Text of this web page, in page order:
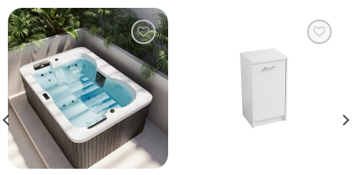
battente
Vetro: temperato da 6 mm trasparente
Finitura: profili neri
Apertura: doppia porta a battente
Reversibile: angolo destro o angolo sinistro
Trattamento: anticalcare
Altezza: 200 cm